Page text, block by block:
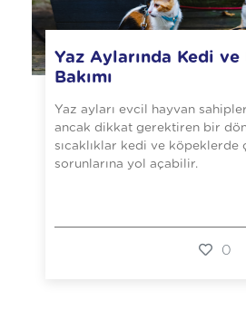
Yaz Aylarında Kedi ve
Bakımı
Yaz ayları evcil hayvan
ancak dikkat gerektiren bir
sıcaklıklar kedi ve köpeklerde
sorunlarına yol açabilir.
0